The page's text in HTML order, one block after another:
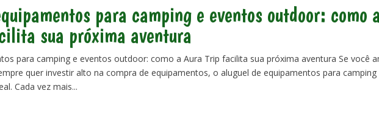
para camping e eventos outdoor: como a
sua próxima aventura
para camping e eventos outdoor: como a Aura Trip facilita sua próxima aventura Se você
quer investir alto na compra de equipamentos, o aluguel de equipamentos para camping
Cada vez mais...